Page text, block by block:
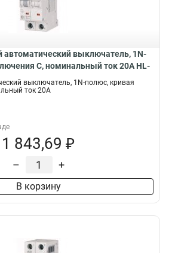
выключатель, 1N-
C, номинальный ток 20А HL-
выключатель, 1N-полюс, кривая
ток 20А
1 843,69 ₽
– +
В корзину